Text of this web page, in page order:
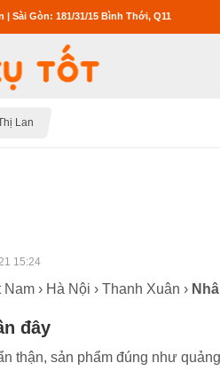
| Sài Gòn: 181/31/15 Bình Thới, Q11
Lan
15:24
› Hà Nội › Thanh Xuân ›
đây
thận, sản phẩm đúng như